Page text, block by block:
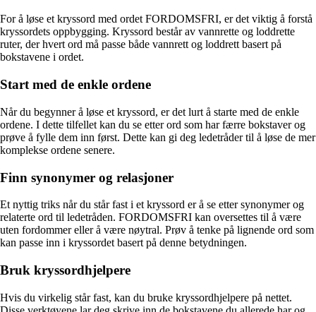
For å løse et kryssord med ordet FORDOMSFRI, er det viktig å forstå
kryssordets oppbygging. Kryssord består av vannrette og loddrette
ruter, der hvert ord må passe både vannrett og loddrett basert på
bokstavene i ordet.
Start med de enkle ordene
Når du begynner å løse et kryssord, er det lurt å starte med de enkle
ordene. I dette tilfellet kan du se etter ord som har færre bokstaver og
prøve å fylle dem inn først. Dette kan gi deg ledetråder til å løse de mer
komplekse ordene senere.
Finn synonymer og relasjoner
Et nyttig triks når du står fast i et kryssord er å se etter synonymer og
relaterte ord til ledetråden. FORDOMSFRI kan oversettes til å være
uten fordommer eller å være nøytral. Prøv å tenke på lignende ord som
kan passe inn i kryssordet basert på denne betydningen.
Bruk kryssordhjelpere
Hvis du virkelig står fast, kan du bruke kryssordhjelpere på nettet.